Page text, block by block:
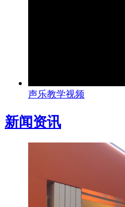
声乐教学视频
新闻资讯